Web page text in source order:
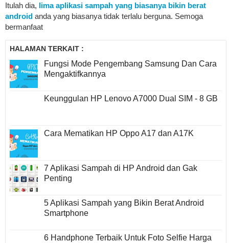
Itulah dia, lima aplikasi sampah yang biasanya bikin berat
android anda yang biasanya tidak terlalu berguna. Semoga
bermanfaat
HALAMAN TERKAIT :
Fungsi Mode Pengembang Samsung Dan Cara
Mengaktifkannya
Keunggulan HP Lenovo A7000 Dual SIM - 8 GB
Cara Mematikan HP Oppo A17 dan A17K
7 Aplikasi Sampah di HP Android dan Gak
Penting
5 Aplikasi Sampah yang Bikin Berat Android
Smartphone
6 Handphone Terbaik Untuk Foto Selfie Harga